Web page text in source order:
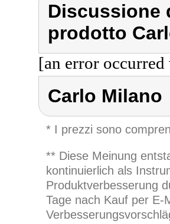
Discussione
prodotto
[an error
Carlo Milano
* I prezzi sono
** Diese Meinung
kontinuierlich als
Produktverbesserung
Tage nach Kauf per E-